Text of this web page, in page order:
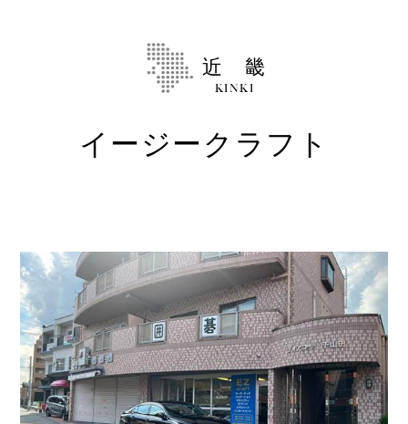
Compatibility
対応メーカー
Contact
近 畿
KINKI
イージークラフト